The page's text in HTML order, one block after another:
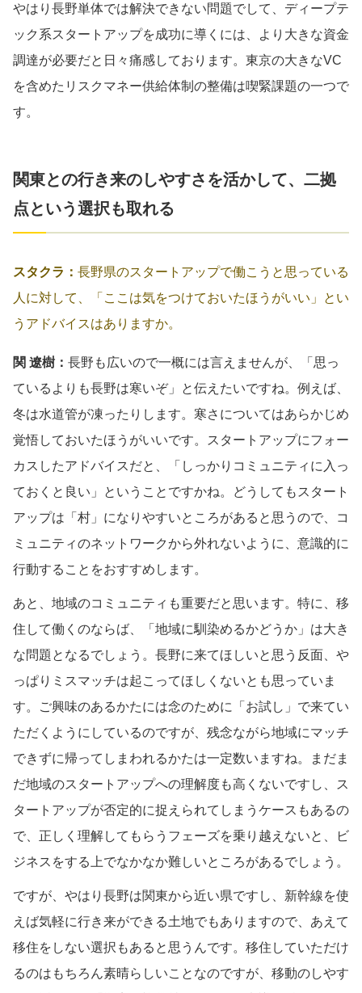
やはり長野単体では解決できない問題でして、ディープテ
ック系スタートアップを成功に導くには、より大きな資金
調達が必要だと日々痛感しております。東京の大きなVC
を含めたリスクマネー供給体制の整備は喫緊課題の一つで
す。
関東との行き来のしやすさを活かして、二拠
点という選択も取れる
スタクラ： 長野県のスタートアップで働こうと思っている
人に対して、「ここは気をつけておいたほうがいい」とい
うアドバイスはありますか。
関 遼樹： 長野も広いので一概には言えませんが、「思っ
ているよりも長野は寒いぞ」と伝えたいですね。例えば、
冬は水道管が凍ったりします。寒さについてはあらかじめ
覚悟しておいたほうがいいです。スタートアップにフォー
カスしたアドバイスだと、「しっかりコミュニティに入っ
ておくと良い」ということですかね。どうしてもスタート
アップは「村」になりやすいところがあると思うので、コ
ミュニティのネットワークから外れないように、意識的に
行動することをおすすめします。
あと、地域のコミュニティも重要だと思います。特に、移
住して働くのならば、「地域に馴染めるかどうか」は大き
な問題となるでしょう。長野に来てほしいと思う反面、や
っぱりミスマッチは起こってほしくないとも思っていま
す。ご興味のあるかたには念のために「お試し」で来てい
ただくようにしているのですが、残念ながら地域にマッチ
できずに帰ってしまわれるかたは一定数いますね。まだま
だ地域のスタートアップへの理解度も高くないですし、ス
タートアップが否定的に捉えられてしまうケースもあるの
で、正しく理解してもらうフェーズを乗り越えないと、ビ
ジネスをする上でなかなか難しいところがあるでしょう。
ですが、やはり長野は関東から近い県ですし、新幹線を使
えば気軽に行き来ができる土地でもありますので、あえて
移住をしない選択もあると思うんです。移住していただけ
るのはもちろん素晴らしいことなのですが、移動のしやす